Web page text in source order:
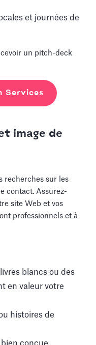
et journées de
un pitch-deck
Services
image de
recherches sur les
contact. Assurez-
site Web et vos
professionnels et à
blancs ou des
en valeur votre
histoires de
conçue